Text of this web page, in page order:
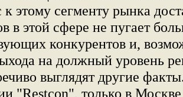
к этому сегменту рынка
в этой сфере не пугает
конкурентов и,
на должный уровень
выглядят другие
"Restcon", только в